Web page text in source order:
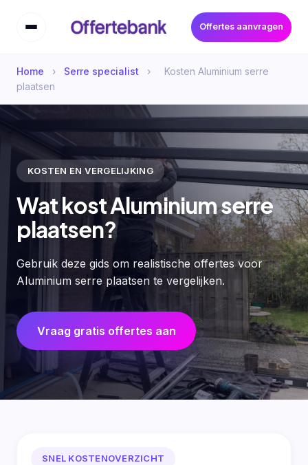
Offertes aanvragen
Home › Serre specialist ›
Kosten Aluminium serre
plaatsen
KOSTEN EN VERGELIJKING
Wat kost Aluminium serre
plaatsen?
Gebruik deze gids om realistische offertes voor
Aluminium serre plaatsen te vergelijken.
Vraag gratis offertes aan
SNEL KOSTENOVERZICHT